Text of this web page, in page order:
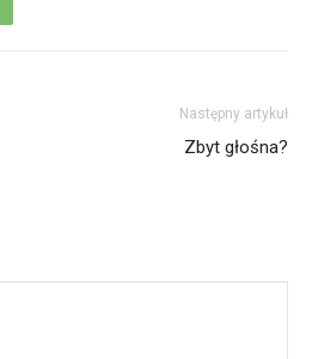
Następny artykuł
Zbyt głośna?